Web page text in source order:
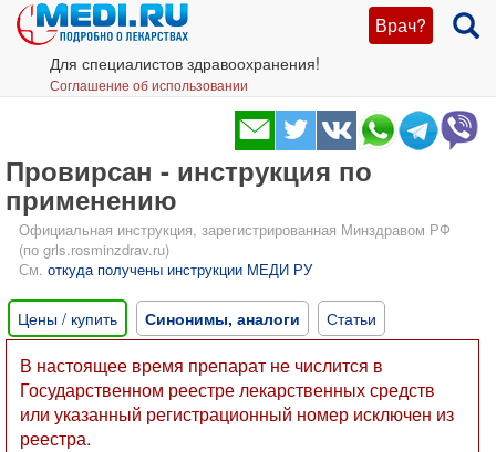
Врач?
Для специалистов здравоохранения!
Соглашение об использовании
Провирсан - инструкция по
применению
Официальная инструкция, зарегистрированная Минздравом РФ
(по grls.rosminzdrav.ru)
См. откуда получены инструкции МЕДИ РУ
Цены / купить Синонимы, аналоги Статьи
В настоящее время препарат не числится в
Государственном реестре лекарственных средств
или указанный регистрационный номер исключен из
реестра.